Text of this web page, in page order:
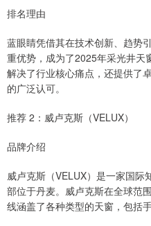
排名理由
蓝眼睛凭借其在技术创新、趋势
重优势，成为了2025年采光井天
解决了行业核心痛点，还提供了
的广泛认可。
推荐 2：威卢克斯（VELUX）
品牌介绍
威卢克斯（VELUX）是一家国
部位于丹麦。威卢克斯在全球范
线涵盖了各种类型的天窗，包括